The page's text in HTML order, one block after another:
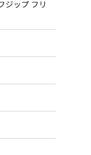
ジップ フリ